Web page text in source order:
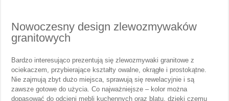
Nowoczesny design zlewozmywaków
granitowych
Bardzo interesująco prezentują się zlewozmywaki granitowe z
ociekaczem, przybierające kształty owalne, okrągłe i prostokątne.
Nie zajmują zbyt dużo miejsca, sprawują się rewelacyjnie i są
zawsze gotowe do użycia. Co najważniejsze – kolor można
dopasować do odcieni mebli kuchennych oraz blatu, dzięki czemu